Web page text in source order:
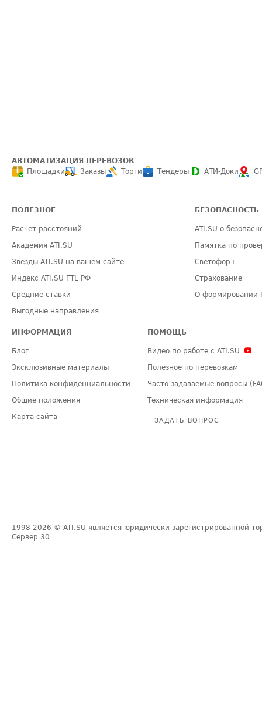
АВТОМАТИЗАЦИЯ ПЕРЕВОЗОК
Площадки
Заказы Торги Тендеры АТИ-Доки
ПОЛЕЗНОЕ
Расчет расстояний
Академия ATI.SU
Звезды ATI.SU на вашем сайте
Индекс ATI.SU FTL РФ
Средние ставки
Выгодные направления
БЕЗОПАСНОСТЬ
ATI.SU о
Памятка по
Светофор+
Страхование
О формировании
ИНФОРМАЦИЯ
Блог
Эксклюзивные материалы
Политика конфиденциальности
Общие положения
Карта сайта
ПОМОЩЬ
Видео по работе с ATI.SU
Полезное по перевозкам
Часто задаваемые вопросы
Техническая информация
ЗАДАТЬ ВОПРОС
1998-2026 © ATI.SU является юридически зарегистрированной
Сервер 30